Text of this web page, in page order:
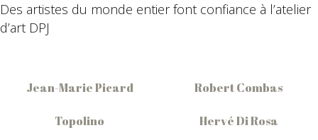
Des artistes du monde entier font confiance à l’atelier
d’art DPJ
Jean-Marie Picard Robert Combas
Topolino Hervé Di Rosa